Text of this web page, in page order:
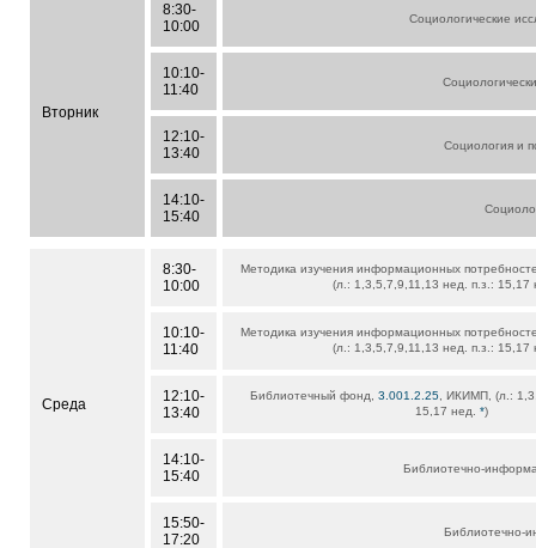
Вторник
8:30-
10:00
Социологические
10:10-
11:40
12:10-
13:40
Социология и
14:10-
15:40
Среда
8:30-
10:00
Методика изучения информационных
(л.: 1,3,5,7,9,11,13 нед. п.з.: 15,17
10:10-
11:40
Методика изучения информационных
(л.: 1,3,5,7,9,11,13 нед. п.з.: 15,17
12:10-
13:40
Библиотечный фонд, 3.001.2.25 , ИКИМП, (л.:
15,17 нед. *)
14:10-
15:40
Библиотечно-
15:50-
17:20
Библиотечно-